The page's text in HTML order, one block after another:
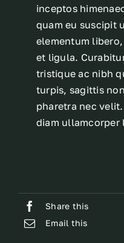
inceptos
quam eu suscipit
elementum
et ligula.
tristique ac nibh
turpis, sagittis
pharetra nec
diam ullamcorper
Share this
Email this